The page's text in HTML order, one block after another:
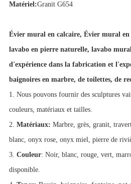
Matériel:Granit G654
Évier mural en calcaire, Évier mural
lavabo en pierre naturelle, lavabo
d'expérience dans la fabrication et
baignoires en marbre, de toilettes, de
1. Nous pouvons fournir des sculptures
couleurs, matériaux et tailles.
2. Matériaux: Marbre, grès, granit,
blanc, onyx rose, onyx miel, pierre de
3. Couleur: Noir, blanc, rouge, vert,
disponible.